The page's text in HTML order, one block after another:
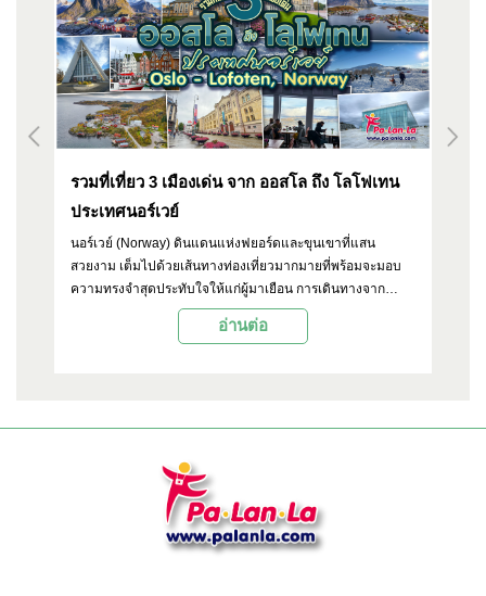
รวมที่เที่ยว 3 เมืองเด่น จาก ออสโล ถึง โลโฟเทน
ประเทศนอร์เวย์
นอร์เวย์ (Norway) ดินแดนแห่งฟยอร์ดและขุนเขาที่แสน
สวยงาม เต็มไปด้วยเส้นทางท่องเที่ยวมากมายที่พร้อมจะมอบ
ความทรงจำสุดประทับใจให้แก่ผู้มาเยือน การเดินทางจาก
ออสโล (Oslo) สู่ทรุมเซอ (Tromso) และโลโฟเทน (Lofoten) นับ
เป็นอีกหนึ่งเส้นทางท่องเที่ยวที่น่าสนใจ เพราะนักท่องเที่ยวจะได้
อ่านต่อ